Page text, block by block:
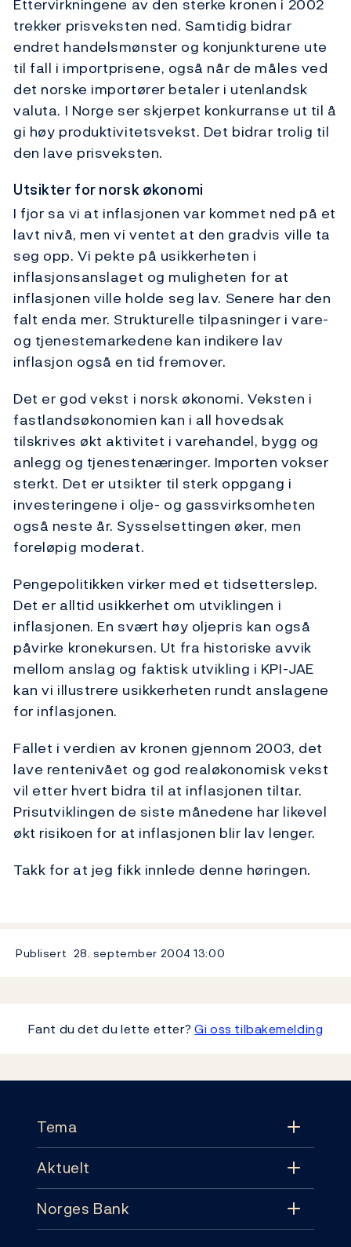
Ettervirkningene av den sterke kronen i 2002
trekker prisveksten ned. Samtidig bidrar
endret handelsmønster og konjunkturene ute
til fall i importprisene, også når de måles ved
det norske importører betaler i utenlandsk
valuta. I Norge ser skjerpet konkurranse ut til å
gi høy produktivitetsvekst. Det bidrar trolig til
den lave prisveksten.
Utsikter for norsk økonomi
I fjor sa vi at inflasjonen var kommet ned på et
lavt nivå, men vi ventet at den gradvis ville ta
seg opp. Vi pekte på usikkerheten i
inflasjonsanslaget og muligheten for at
inflasjonen ville holde seg lav. Senere har den
falt enda mer. Strukturelle tilpasninger i vare-
og tjenestemarkedene kan indikere lav
inflasjon også en tid fremover.
Det er god vekst i norsk økonomi. Veksten i
fastlandsøkonomien kan i all hovedsak
tilskrives økt aktivitet i varehandel, bygg og
anlegg og tjenestenæringer. Importen vokser
sterkt. Det er utsikter til sterk oppgang i
investeringene i olje- og gassvirksomheten
også neste år. Sysselsettingen øker, men
foreløpig moderat.
Pengepolitikken virker med et tidsetterslep.
Det er alltid usikkerhet om utviklingen i
inflasjonen. En svært høy oljepris kan også
påvirke kronekursen. Ut fra historiske avvik
mellom anslag og faktisk utvikling i KPI-JAE
kan vi illustrere usikkerheten rundt anslagene
for inflasjonen.
Fallet i verdien av kronen gjennom 2003, det
lave rentenivået og god realøkonomisk vekst
vil etter hvert bidra til at inflasjonen tiltar.
Prisutviklingen de siste månedene har likevel
økt risikoen for at inflasjonen blir lav lenger.
Takk for at jeg fikk innlede denne høringen.
Publisert 28. september 200413:00
Fant du det du lette etter?Gi oss tilbakemelding
Tema
Tema
Pengepolitikk
Aktuelt
Aktuelt
Norges Bank